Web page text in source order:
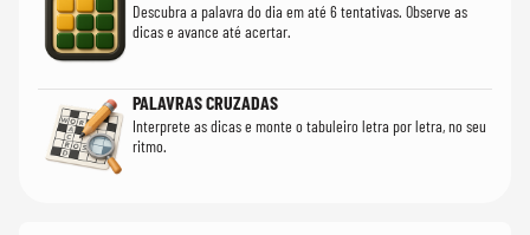
Descubra a palavra do dia em até 6 tentativas. Observe as
dicas e avance até acertar.
PALAVRAS CRUZADAS
Interprete as dicas e monte o tabuleiro letra por letra, no seu
ritmo.